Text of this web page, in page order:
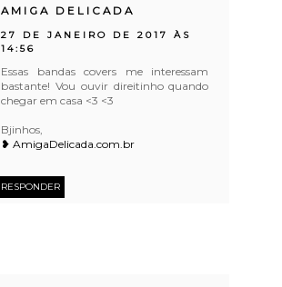
AMIGA DELICADA
27 DE JANEIRO DE 2017 ÀS
14:56
Essas bandas covers me interessam
bastante! Vou ouvir direitinho quando
chegar em casa <3 <3
Bjinhos,
❥ AmigaDelicada.com.br
RESPONDER